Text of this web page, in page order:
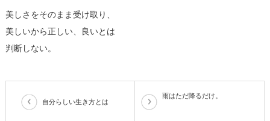
美しさをそのまま受け取り、
美しいから正しい、良いとは
判断しない。
自分らしい生き方とは
雨はただ降るだけ。